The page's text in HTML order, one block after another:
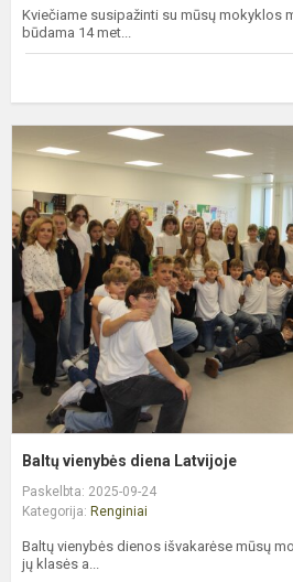
Kviečiame susipažinti su mūsų mokyklos
būdama 14 met...
Baltų vienybės diena Latvijoje
Paskelbta: 2025-09-24
Kategorija: Renginiai
Baltų vienybės dienos išvakarėse mūsų
jų klasės a...